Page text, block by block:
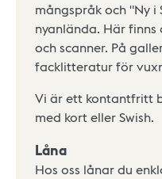
mångspråk och "Ny i
nyanlända. Här
och scanner. På
facklitteratur för
Vi är ett kontantfritt
med kort eller Swish.
Låna
Hos oss lånar du